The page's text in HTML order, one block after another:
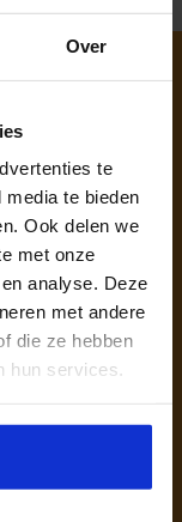
Over
te
te bieden
Ook delen we
met onze
analyse. Deze
met andere
die ze hebben
hun services.
nodig?